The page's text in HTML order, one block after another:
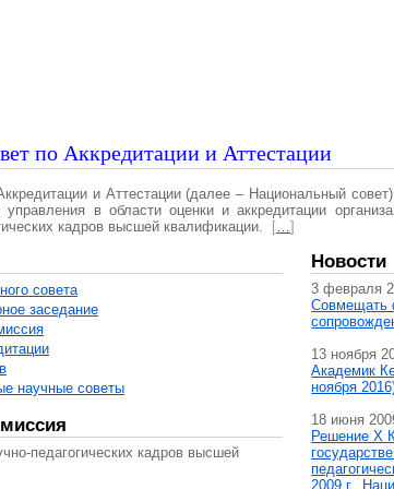
по Аккредитации и Аттестации
и Аттестации (далее – Национальный
управления в области оценки и аккредитации
кадров высшей квалификации.
[…]
совета
заседание
научные советы
педагогических кадров высшей
Новости
3 февраля
Совмещать
13 ноября
Академик
ноября
18 июня
Решение X
2009 г.,